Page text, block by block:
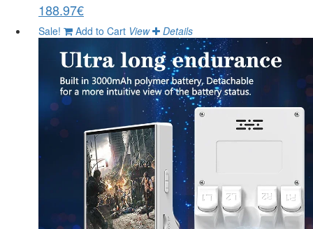
188.97€
Sale! Add to Cart View Details